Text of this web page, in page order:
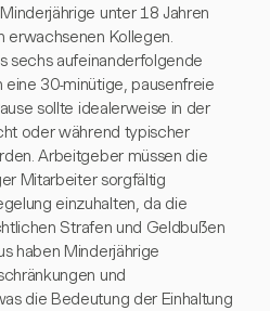
unter 18 Jahren
erwachsenen Kollegen.
sechs aufeinanderfolgende
30-minütige, pausenfreie
sollte idealerweise in der
oder während typischer
Arbeitgeber müssen die
Mitarbeiter sorgfältig
einzuhalten, da die
Strafen und Geldbußen
haben Minderjährige
und
die Bedeutung der Einhaltung